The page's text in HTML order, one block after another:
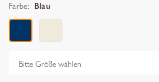
Farbe: Blau